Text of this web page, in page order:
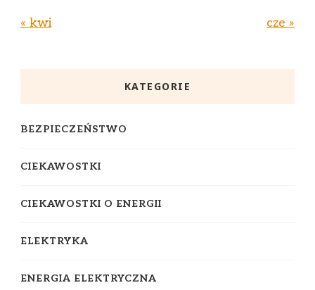
« kwi cze »
KATEGORIE
BEZPIECZEŃSTWO
CIEKAWOSTKI
CIEKAWOSTKI O ENERGII
ELEKTRYKA
ENERGIA ELEKTRYCZNA